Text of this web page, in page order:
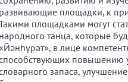
развивающие площадки, к
площадками могут
народного танца, которые
в лице
повышению
запаса,